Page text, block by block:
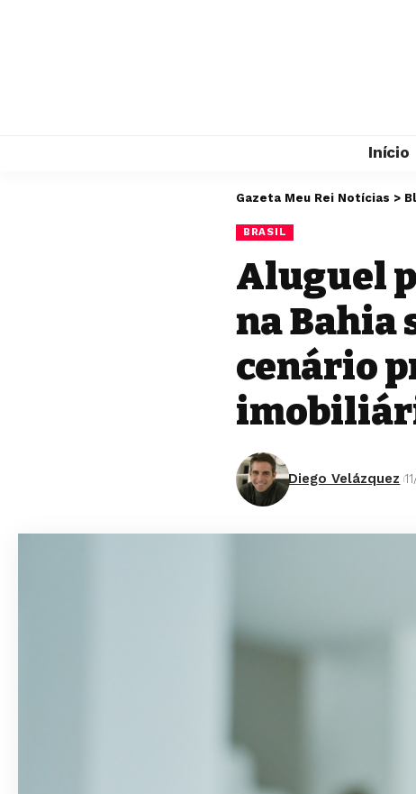
Início
Gazeta Meu Rei Notícias >
BRASIL
Aluguel
na Bahia
cenário
Diego Velázquez